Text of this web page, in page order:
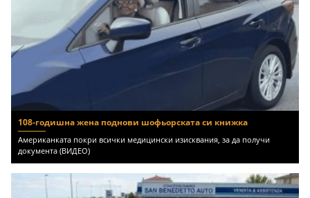
108-годишна жена поднови шофьорската си книжка
Американката покри всички медицински изисквания, за да получи
документа (ВИДЕО)